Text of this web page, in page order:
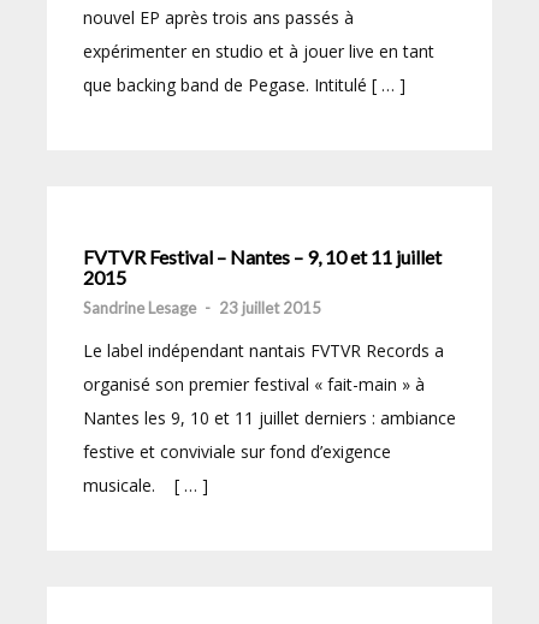
nouvel EP après trois ans passés à
expérimenter en studio et à jouer live en tant
que backing band de Pegase. Intitulé [ … ]
FVTVR Festival – Nantes – 9, 10 et 11 juillet
2015
Sandrine Lesage - 23 juillet 2015
Le label indépendant nantais FVTVR Records a
organisé son premier festival « fait-main » à
Nantes les 9, 10 et 11 juillet derniers : ambiance
festive et conviviale sur fond d’exigence
musicale. [ … ]